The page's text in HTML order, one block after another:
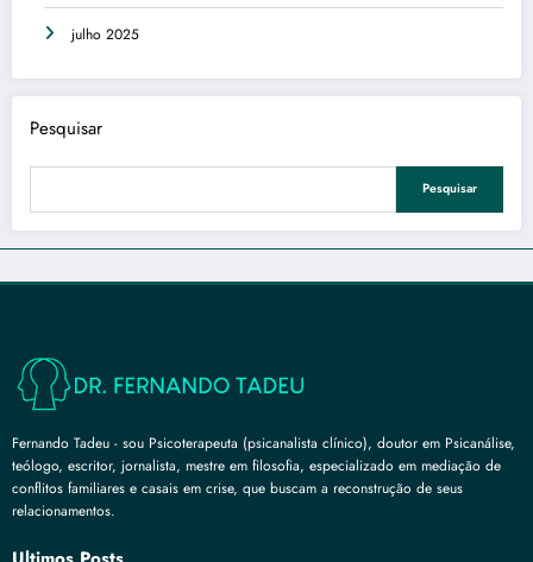
julho 2025
Pesquisar
Pesquisar
Fernando Tadeu - sou Psicoterapeuta (psicanalista clínico), doutor em Psicanálise,
teólogo, escritor, jornalista, mestre em filosofia, especializado em mediação de
conflitos familiares e casais em crise, que buscam a reconstrução de seus
relacionamentos.